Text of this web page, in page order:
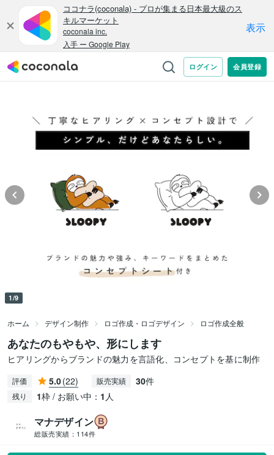
1/9
ホーム デザイン制作 ロゴ作成・ロゴデザイン ロゴ作成全般
あなたのもやもや、形にします
ヒアリングからブランドの魅力を言語化、コンセプトを基に制作
評価 5.0(22) 販売実績 30件
残り 1枠 / お願い中： 1 人
マナデザイン
総販売実績： 114件